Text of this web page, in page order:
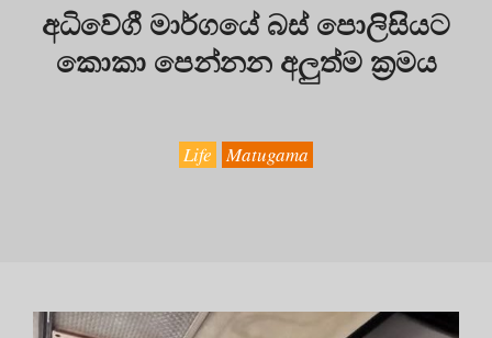
අධිවේගී මාර්ගයේ බස් පොලිසියට
කොකා පෙන්නන අලුත්ම ක්‍රමය
Life Matugama